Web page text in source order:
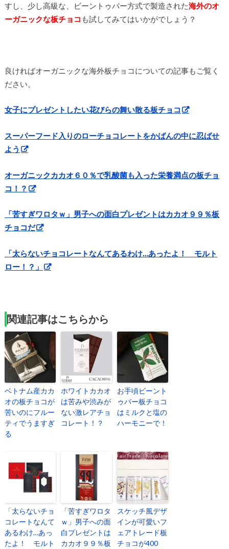
すし、少し高級な、ビーントゥバー方式で製造された海外のオ
ーガニックな板チョコ も試してみてはいかがでしょう？
良ければオーガニックな海外板チョコについての記事もご覧く
ださい。
女子にプレゼントしたい花びらの舞い散る板チョコ
スーパーフード入りのローチョコレートをかばんの中に忍ばせ
よう
オーガニックカカオ６０％で乳酸菌も入った栄養満点の板チョ
コ！？
「苦すぎワロタｗ」男子への面白プレゼントはカカオ９９％板
チョコだ
「太らないチョコレートなんてあるわけ…あったよ！ モルト
ロー！？」
関連記事はこちらから
ベトナム産カカ
オの板チョコが
苦いのにフルー
ティでうますぎ
る
ホワイトカカオ
は苦みや渋みが
ない激レアチョ
コレート！？
お手頃ビーント
ゥバー板チョコ
はミルクと塩の
ハーモニーで！
「太らないチョ
コレートなんて
あるわけ…あっ
たよ！ モルト
「苦すぎワロタ
ｗ」男子への面
白プレゼントは
カカオ９９％板
スケッチ風デザ
インが可愛いフ
ェアトレード板
チョコが400